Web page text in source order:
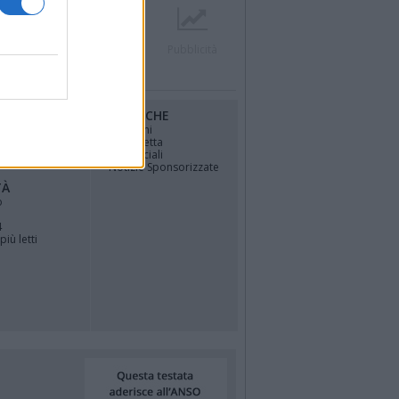
letti
RUBRICHE
Opinioni
La vignetta
Gli Speciali
Notizie Sponsorizzate